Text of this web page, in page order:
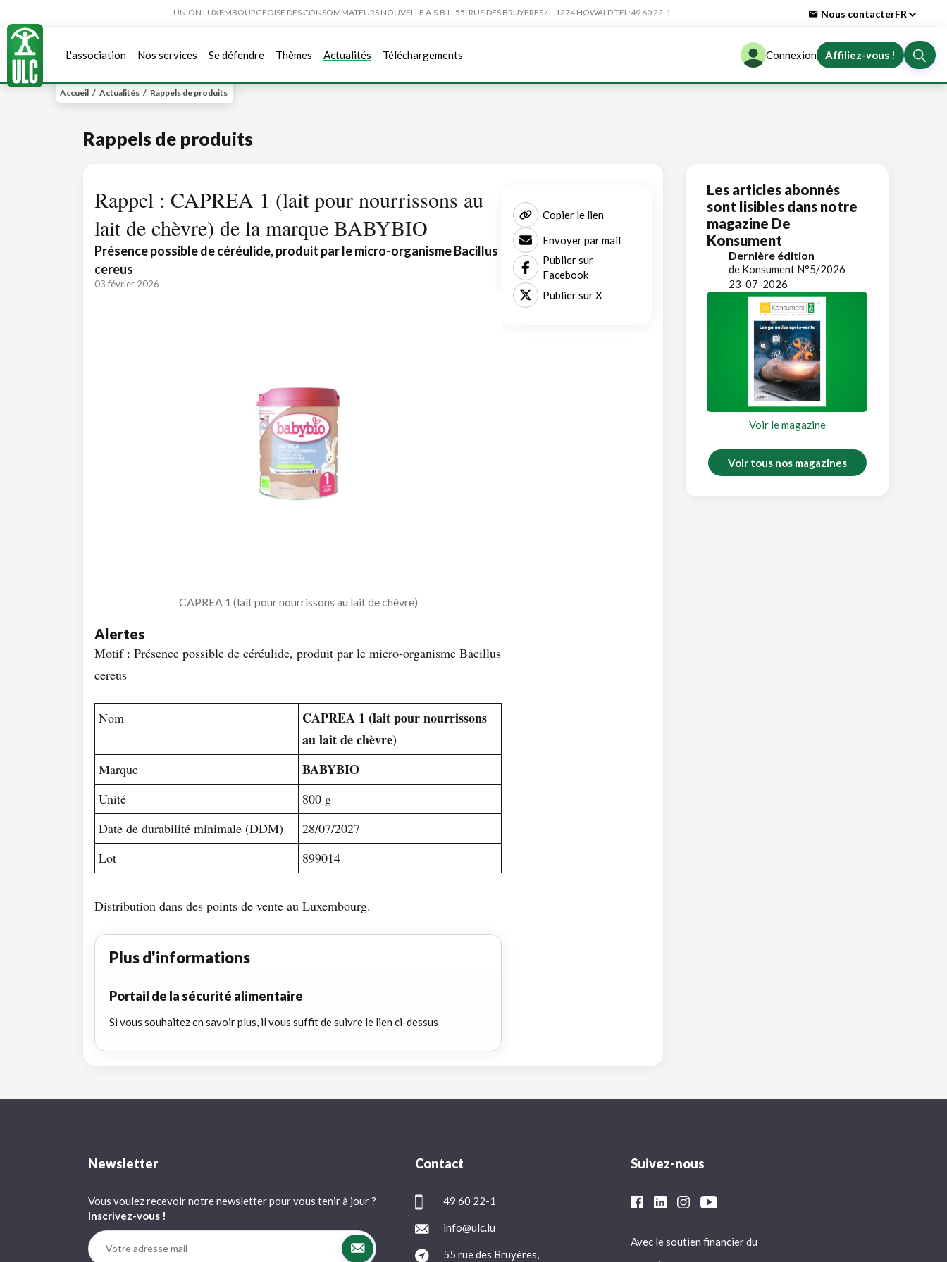
UNION LUXEMBOURGEOISE DES CONSOMMATEURS NOUVELLE A.S.B.L. 55, RUE DES BRUYERES / L-1274 HOWALD TEL:49 60 22-1 Nous contacterFR
L'association Nos services Se défendre Thèmes Actualités Téléchargements Connexion Affiliez-vous !
Accueil / Actualités / Rappels de produits
Rappels de produits
Rappel : CAPREA 1 (lait pour nourrissons au
lait de chèvre) de la marque BABYBIO
Présence possible de céréulide, produit par le micro-organisme Bacillus
cereus
03 février 2026
CAPREA 1 (lait pour nourrissons au lait de chèvre)
Alertes
Motif : Présence possible de céréulide, produit par le micro-organisme Bacillus
cereus
Nom
CAPREA 1 (lait pour nourrissons
au lait de chèvre)
Marque BABYBIO
Unité
800 g
Date de durabilité minimale (DDM)
28/07/2027
Lot
899014
Distribution dans des points de vente au Luxembourg.
Plus d'informations
Portail de la sécurité alimentaire
Si vous souhaitez en savoir plus, il vous suffit de suivre le lien ci-dessus
Copier le lien
Envoyer par mail
Publier sur
Facebook
Publier sur X
Les articles abonnés
sont lisibles dans notre
magazine De
Konsument
Dernière édition
de Konsument N°5/2026
23-07-2026
Voir le magazine
Voir tous nos magazines
Newsletter
Vous voulez recevoir notre newsletter pour vous tenir à jour ?
Inscrivez-vous !
Contact
49 60 22-1
info@ulc.lu
55 rue des Bruyères,
Suivez-nous
Avec le soutien financier du